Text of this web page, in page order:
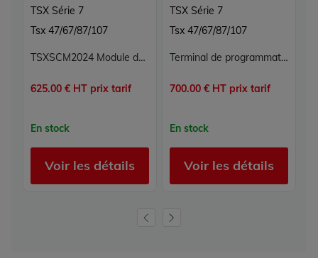
TSX Série 7
Tsx 47/67/87/107
TSXSCM2024 Module de communication TSX Série 7 Schneider Telemecanique
625.00 € HT prix tarif
En stock
Voir les détails
TSX Série 7
Tsx 47/67/87/107
Terminal de programmation T107 TSXT1070 Schneider Telemecanique TSX Série 7
700.00 € HT prix tarif
En stock
Voir les détails